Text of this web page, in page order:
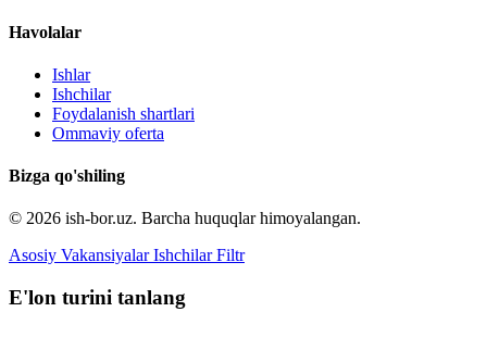
Havolalar
Ishlar
Ishchilar
Foydalanish shartlari
Ommaviy oferta
Bizga qo'shiling
© 2026 ish-bor.uz. Barcha huquqlar himoyalangan.
Asosiy Vakansiyalar Ishchilar Filtr
E'lon turini tanlang